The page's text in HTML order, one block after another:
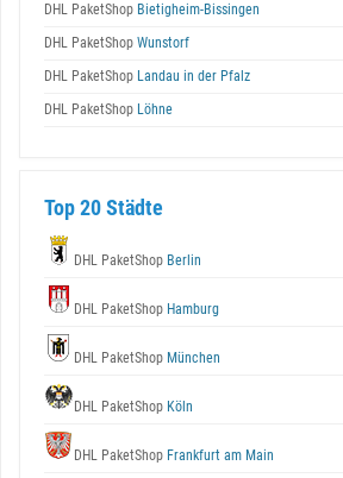
DHL PaketShop Bietigheim-Bissingen
DHL PaketShop Wunstorf
DHL PaketShop Landau in der Pfalz
DHL PaketShop Löhne
Top 20 Städte
DHL PaketShop Berlin
DHL PaketShop Hamburg
DHL PaketShop München
DHL PaketShop Köln
DHL PaketShop Frankfurt am Main